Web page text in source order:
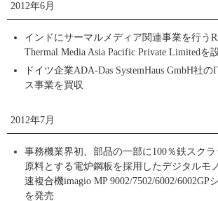
ディスプレイの書き込みや遠隔地とのコミュニケーシ
ンタラクティブ ホワイトボードD5500
PENTAXデジタルカメラ
2012年6月
インドにサーマルメディア関連事業を行う
Thermal Media Asia Pacific Private Limitedを
ドイツ企業ADA-Das SystemHaus GmbH社
ス事業を買収
2012年7月
事務機業界初、部品の一部に100％鉄スクラ
原料とする電炉鋼板を採用したデジタルモ
速複合機imagio MP 9002/7502/6002/6002GP
を発売